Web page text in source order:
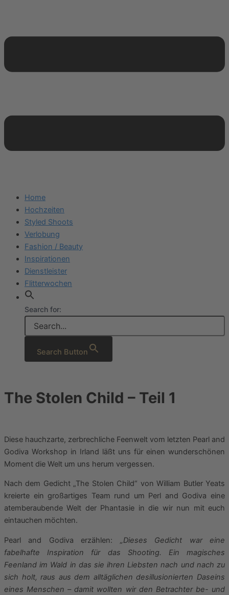
Home
Hochzeiten
Styled Shoots
Verlobung
Fashion / Beauty
Inspirationen
Dienstleister
Flitterwochen
Search for:
Search Button
The Stolen Child – Teil 1
Diese hauchzarte, zerbrechliche Feenwelt vom letzten Pearl and
Godiva Workshop in Irland läßt uns für einen wunderschönen
Moment die Welt um uns herum vergessen.
Nach dem Gedicht „The Stolen Child“ von William Butler Yeats
kreierte ein großartiges Team rund um Perl and Godiva eine
atemberaubende Welt der Phantasie in die wir nun mit euch
eintauchen möchten.
Pearl and Godiva erzählen: „Dieses Gedicht war eine
fabelhafte Inspiration für das Shooting. Ein magisches
Feenland im Wald in das sie ihren Liebsten nach und nach zu
sich holt, raus aus dem alltäglichen desillusionierten Daseins
eines Menschen – damit wollten wir den Betrachter be- und